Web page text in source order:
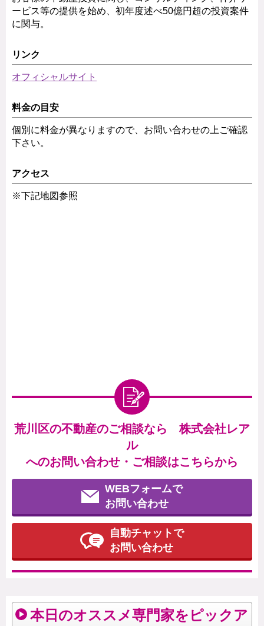
ービス等の提供を始め、初年度述べ50億円超の投資案件
に関与。
リンク
オフィシャルサイト
料金の目安
個別に料金が異なりますので、お問い合わせの上ご確認
下さい。
アクセス
※下記地図参照
荒川区の不動産のご相談なら 株式会社レア
ル
へのお問い合わせ・ご相談はこちらから
WEBフォームで
お問い合わせ
自動チャットで
お問い合わせ
本日のオススメ専門家をピックア